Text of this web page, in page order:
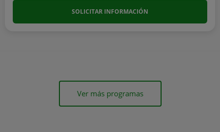
SOLICITAR INFORMACIÓN
Ver más programas